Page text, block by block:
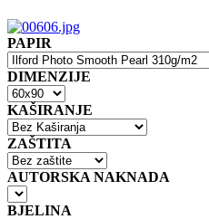
PAPIR
DIMENZIJE
KAŠIRANJE
ZAŠTITA
AUTORSKA NAKNADA
BJELINA